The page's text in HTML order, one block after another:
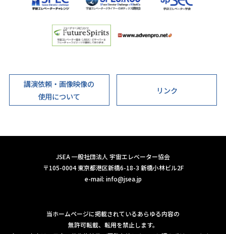
講演依頼・画像映像の
使用について
リンク
JSEA 一般社団法人 宇宙エレベーター協会
〒105-0004 東京都港区新橋6-18-3 新橋小林ビル2F
e-mail: info@jsea.jp
当ホームページに掲載されているあらゆる内容の
無許可転載、転用を禁止します。